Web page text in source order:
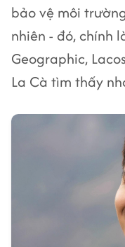
bảo vệ môi
nhiên - đó, chính
Geographic,
La Cà tìm thấy